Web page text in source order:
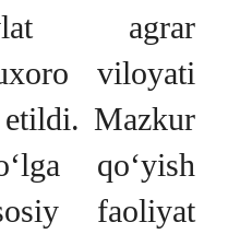
agrar
viloyati
Mazkur
qo‘yish
faoliyat